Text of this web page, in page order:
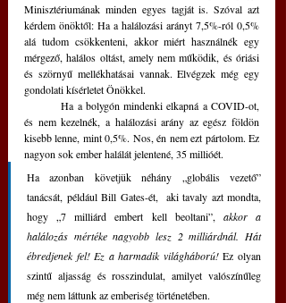
Minisztériumának minden egyes tagját is. Szóval azt
kérdem önöktől: Ha a halálozási arányt 7,5%-ról 0,5%
alá tudom csökkenteni, akkor miért használnék egy
mérgező, halálos oltást, amely nem működik, és óriási
és szörnyű mellékhatásai vannak. Elvégzek még egy
gondolati kísérletet Önökkel.
	Ha a bolygón mindenki elkapná a COVID-ot,
és nem kezelnék, a halálozási arány az egész földön
kisebb lenne, mint 0,5%. Nos, én nem ezt pártolom. Ez
nagyon sok ember halálát jelentené, 35 millióét.
Ha azonban követjük néhány „globális vezető”
tanácsát, például Bill Gates-ét,  aki tavaly azt mondta,
hogy „7 milliárd embert kell beoltani”, akkor a
halálozás mértéke nagyobb lesz 2 milliárdnál. Hát
ébredjenek fel! Ez a harmadik világháború! Ez olyan
szintű aljasság és rosszindulat, amilyet valószínűleg
még nem láttunk az emberiség történetében.